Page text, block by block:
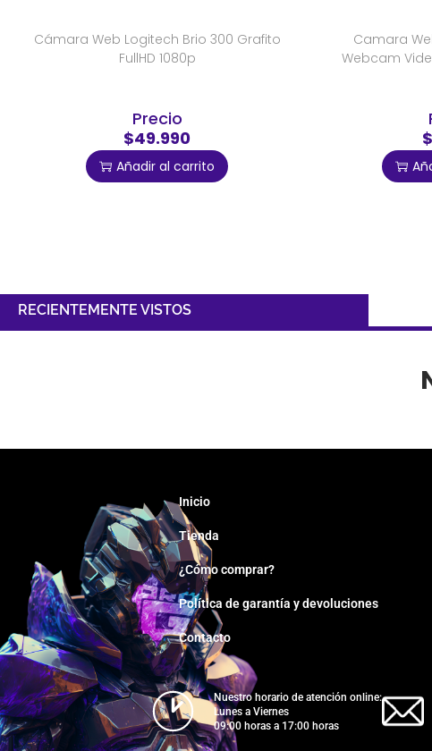
Cámara Web Logitech Brio 300 Grafito
FullHD 1080p
Precio
$49.990
Añadir al carrito
Camara
Webcam
RECIENTEMENTE VISTOS
Inicio
Tienda
¿Cómo comprar?
Política de garantía y devoluciones
Contacto
Nuestro horario de atención online:
Lunes a Viernes
09:00 horas a 17:00 horas